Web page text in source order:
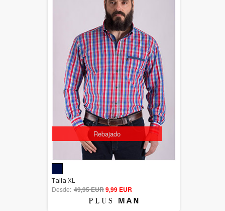
Rebajado
out of 5
Talla XL
Desde: 49,95 EUR9,99 EUR